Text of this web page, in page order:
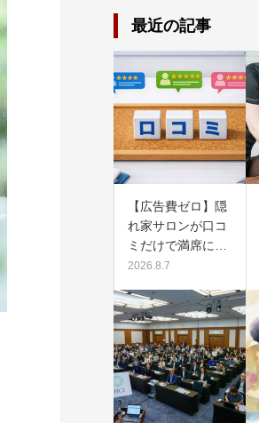
最近の記事
【広告費ゼロ】隠
れ家サロンが口コ
ミだけで満席に…
2026.8.7